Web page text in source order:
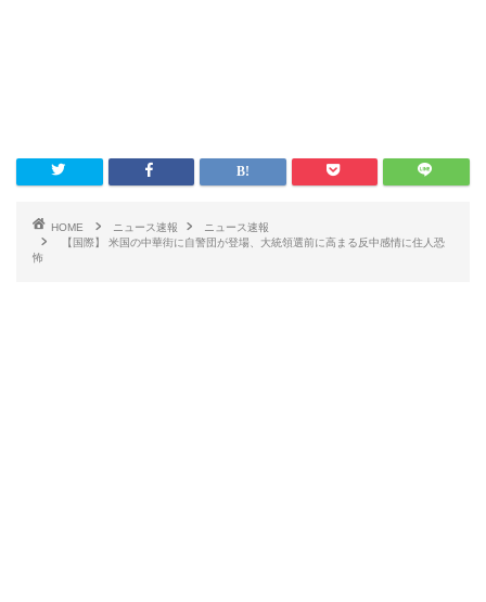
HOME ニュース速報
ニュース速報
【国際】 米国の中華街に自警団が登場、大統領選前に高まる反中感情に住人恐
怖